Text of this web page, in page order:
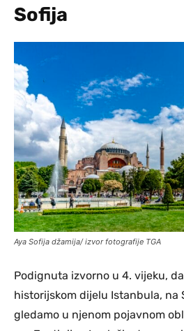
Sofija
Aya Sofija džamija/ izvor fotografije TGA
Podignuta izvorno u 4. vijeku,
historijskom dijelu Istanbula, na
gledamo u njenom pojavnom